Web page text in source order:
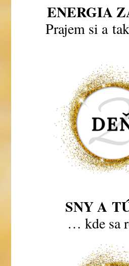
ENERGIA
Prajem si a
SNY A
… kde sa